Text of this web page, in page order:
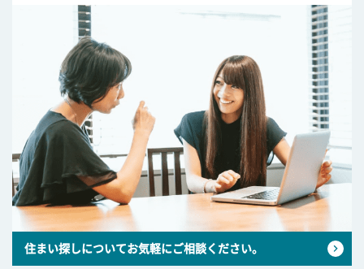
住まい探しについてお気軽にご相談ください。